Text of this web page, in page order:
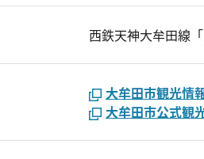
西鉄天神大牟田線
大牟田市観光情
大牟田市公式観